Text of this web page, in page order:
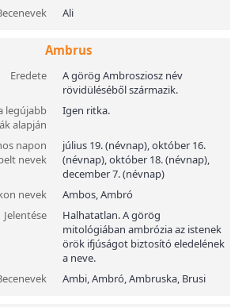
Ali
Ambrus
Eredete
A görög Ambrosziosz név
rövidüléséből származik.
legújabb
alapján
Igen ritka.
napon
nevek
július 19. (névnap), október 16.
(névnap), október 18. (névnap),
december 7. (névnap)
nevek
Ambos, Ambró
Jelentése
Halhatatlan. A görög
mitológiában ambrózia az istenek
örök ifjúságot biztosító eledelének
a neve.
Ambi, Ambró, Ambruska, Brusi